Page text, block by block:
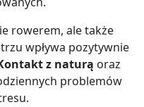
rowerem, ale także
wpływa pozytywnie
z naturą oraz
problemów